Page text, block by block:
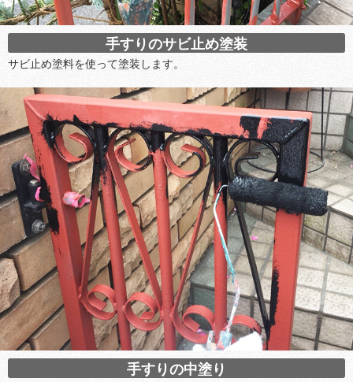
手すりのサビ止め塗装
サビ止め塗料を使って塗装します。
手すりの中塗り